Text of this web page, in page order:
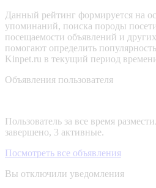
Данный рейтинг формируется на
упоминаний, поиска породы
посещаемости объявлений и
помогают определить
Kinpet.ru в текущий период
Объявления пользователя
Пользователь за все время
завершено, 3 активные.
Посмотреть все объявления
Вы отключили уведомления